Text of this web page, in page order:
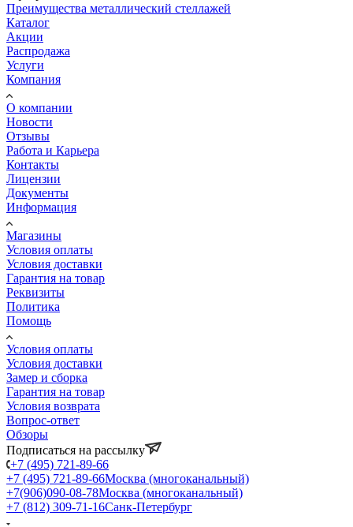
Преимущества металлический стеллажей
Каталог
Акции
Распродажа
Услуги
Компания
О компании
Новости
Отзывы
Работа и Карьера
Контакты
Лицензии
Документы
Информация
Магазины
Условия оплаты
Условия доставки
Гарантия на товар
Реквизиты
Политика
Помощь
Условия оплаты
Условия доставки
Замер и сборка
Гарантия на товар
Условия возврата
Вопрос-ответ
Обзоры
Подписаться на рассылку
+7 (495) 721-89-66
+7 (495) 721-89-66Москва (многоканальный)
+7(906)090-08-78Москва (многоканальный)
+7 (812) 309-71-16Санк-Петербург